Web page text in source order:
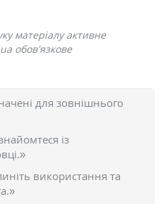
матеріалу активне
обов'язкове
для зовнішнього
із
використання та